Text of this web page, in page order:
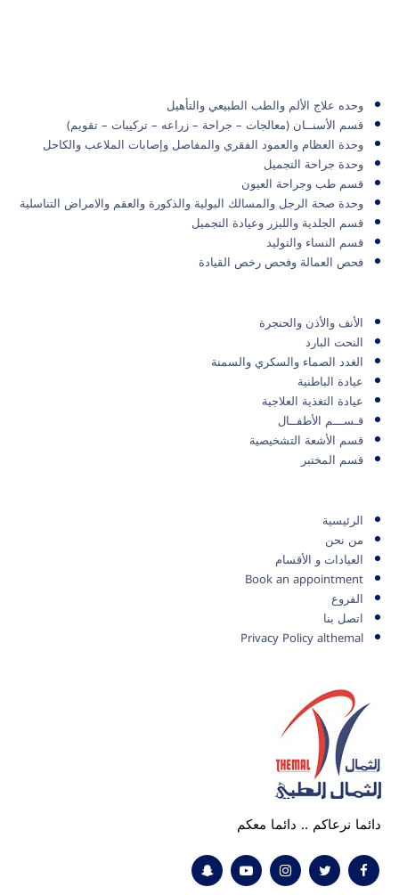
وحده علاج الألم والطب الطبيعي والتأهيل
قسم الأسنــان (معالجات – جراحة – زراعه – تركيبات – تقويم)
وحدة العظام والعمود الفقري والمفاصل وإصابات الملاعب والكاحل
وحدة جراحة التجميل
قسم طب وجراحة العيون
وحدة صحة الرجل والمسالك البولية والذكورة والعقم والامراض التناسلية
قسم الجلدية والليزر وعيادة التجميل
قسم النساء والتوليد
فحص العمالة وفحص رخص القيادة
الأنف والأذن والحنجرة
النحت البارد
الغدد الصماء والسكري والسمنة
عيادة الباطنية
عيادة التغذية العلاجية
قـســـم الأطفــال
قسم الأشعة التشخيصية
قسم المختبر
الرئيسية
من نحن
العيادات و الأقسام
Book an appointment
الفروع
اتصل بنا
Privacy Policy althemal
دائما نرعاكم .. دائما معكم